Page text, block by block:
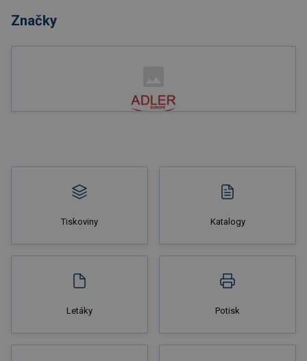
Značky
Tiskoviny Katalogy
Letáky Potisk